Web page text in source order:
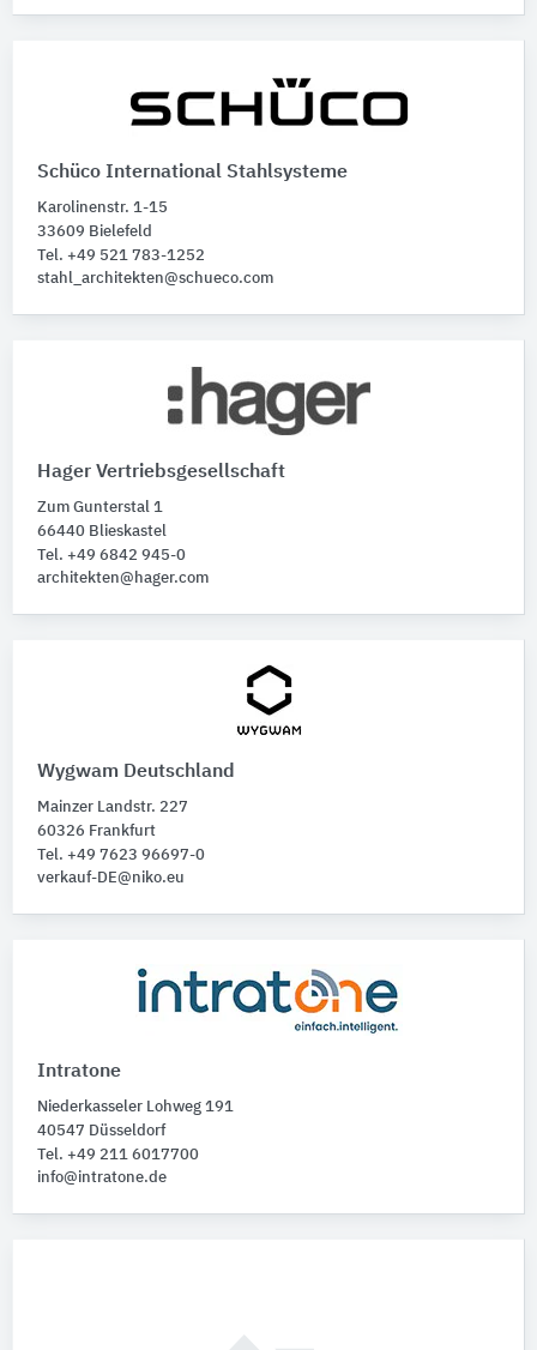
Schüco International Stahlsysteme
Karolinenstr. 1-15
33609 Bielefeld
Tel. +49 521 783-1252
stahl_architekten@schueco.com
Hager Vertriebsgesellschaft
Zum Gunterstal 1
66440 Blieskastel
Tel. +49 6842 945-0
architekten@hager.com
Wygwam Deutschland
Mainzer Landstr. 227
60326 Frankfurt
Tel. +49 7623 96697-0
verkauf-DE@niko.eu
Intratone
Niederkasseler Lohweg 191
40547 Düsseldorf
Tel. +49 211 6017700
info@intratone.de